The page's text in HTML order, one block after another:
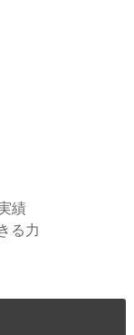
績
る力